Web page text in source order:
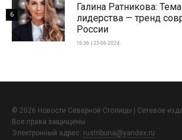
Галина Ратникова:
лидерства — тренд
России
16:36 | 23-06-2024
6
© 2026 Новости Северной Столицы | Сетевое
Все права защищены.
Электронный адрес: rustribuna@yandex.ru